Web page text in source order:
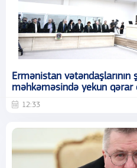
Ermənistan
məhkəməsində yekun qərar
12:33